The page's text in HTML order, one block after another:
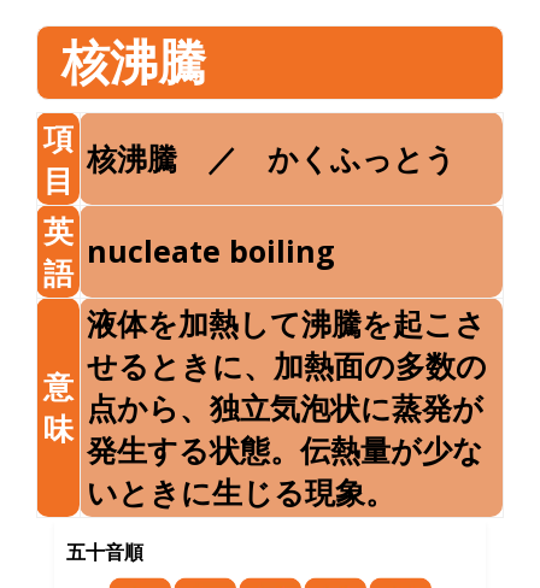
核沸騰
項
目
核沸騰 ／ かくふっとう
英
語
nucleate boiling
意
味
液体を加熱して沸騰を起こさ
せるときに、加熱面の多数の
点から、独立気泡状に蒸発が
発生する状態。伝熱量が少な
いときに生じる現象。
五十音順